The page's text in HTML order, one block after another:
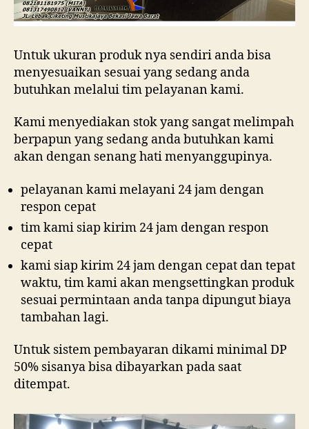
Untuk ukuran produk nya sendiri anda bisa
menyesuaikan sesuai yang sedang anda
butuhkan melalui tim pelayanan kami.
Kami menyediakan stok yang sangat melimpah
berpapun yang sedang anda butuhkan kami
akan dengan senang hati menyanggupinya.
pelayanan kami melayani 24 jam dengan
respon cepat
tim kami siap kirim 24 jam dengan respon
cepat
kami siap kirim 24 jam dengan cepat dan tepat
waktu, tim kami akan mengsettingkan produk
sesuai permintaan anda tanpa dipungut biaya
tambahan lagi.
Untuk sistem pembayaran dikami minimal DP
50% sisanya bisa dibayarkan pada saat
ditempat.